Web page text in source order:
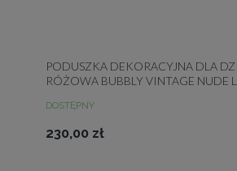
PODUSZKA DEKORACYJNA DLA
RÓŻOWA BUBBLY VINTAGE NUDE
DOSTĘPNY
230,00 zł